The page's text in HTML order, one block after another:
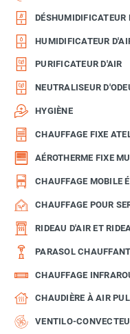
DÉSHUMIDIFICATEUR
HUMIDIFICATEUR
PURIFICATEUR D'AIR
NEUTRALISEUR
HYGIÈNE
CHAUFFAGE FIXE
AÉROTHERME FIXE
CHAUFFAGE MOBILE
CHAUFFAGE POUR
RIDEAU D'AIR ET
PARASOL
CHAUFFAGE
CHAUDIÈRE À AIR
VENTILO-